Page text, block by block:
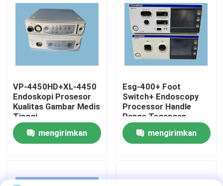
Produk
Tentang kami
Tur Pabrik
Hubungi Kami
VP-4450HD+XL-4450
Endoskopi Prosesor
Kualitas Gambar Medis
Tinggi
mengirimkan
Esg-400+ Foot
Switch+ Endoscopy
Processor Handle
Range Tegangan
mengirimkan